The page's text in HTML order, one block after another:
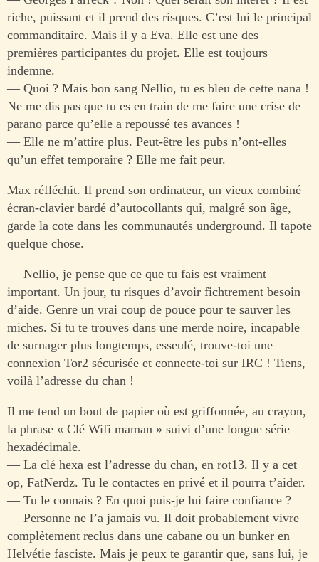
riche, puissant et il prend des risques. C’est lui le principal
commanditaire. Mais il y a Eva. Elle est une des
premières participantes du projet. Elle est toujours
indemne.
— Quoi ? Mais bon sang Nellio, tu es bleu de cette nana !
Ne me dis pas que tu es en train de me faire une crise de
parano parce qu’elle a repoussé tes avances !
— Elle ne m’attire plus. Peut-être les pubs n’ont-elles
qu’un effet temporaire ? Elle me fait peur.
Max réfléchit. Il prend son ordinateur, un vieux combiné
écran-clavier bardé d’autocollants qui, malgré son âge,
garde la cote dans les communautés underground. Il tapote
quelque chose.
— Nellio, je pense que ce que tu fais est vraiment
important. Un jour, tu risques d’avoir fichtrement besoin
d’aide. Genre un vrai coup de pouce pour te sauver les
miches. Si tu te trouves dans une merde noire, incapable
de surnager plus longtemps, esseulé, trouve-toi une
connexion Tor2 sécurisée et connecte-toi sur IRC ! Tiens,
voilà l’adresse du chan !
Il me tend un bout de papier où est griffonnée, au crayon,
la phrase « Clé Wifi maman » suivi d’une longue série
hexadécimale.
— La clé hexa est l’adresse du chan, en rot13. Il y a cet
op, FatNerdz. Tu le contactes en privé et il pourra t’aider.
— Tu le connais ? En quoi puis-je lui faire confiance ?
— Personne ne l’a jamais vu. Il doit probablement vivre
complètement reclus dans une cabane ou un bunker en
Helvétie fasciste. Mais je peux te garantir que, sans lui, je